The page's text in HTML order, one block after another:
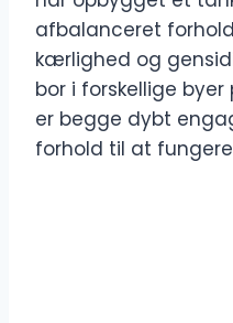
afbalanceret
kærlighed og
bor i forskellige
er begge dybt
forhold til at